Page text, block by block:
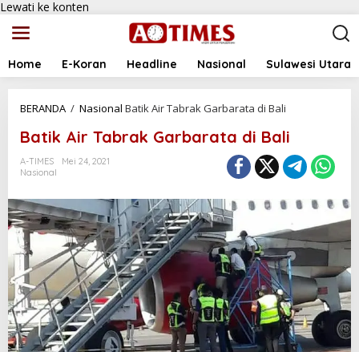
Lewati ke konten
Home E-Koran Headline Nasional Sulawesi Utara
BERANDA / Nasional Batik Air Tabrak Garbarata di Bali
Batik Air Tabrak Garbarata di Bali
A-TIMES
Mei 24, 2021
Nasional